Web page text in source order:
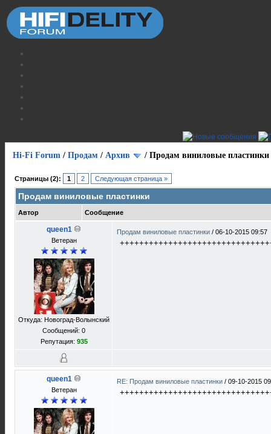
Hi-Fi Forum / Продам / Архив / Продам виниловые пластинки
Страницы (2): 1 2 Следующая страница »
Продам виниловые пластинки
Автор Сообщение
queen1
Ветеран
Откуда: Новоград-Волынский
Сообщений: 0
Репутация: 935
Продам виниловые пластинки / 06-10-2015 09:57
queen1
Ветеран
RE: Продам виниловые пластинки / 09-10-2015